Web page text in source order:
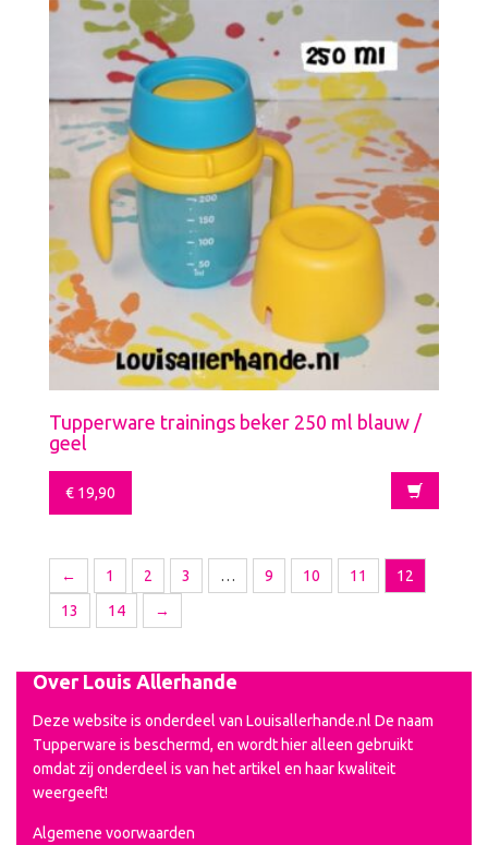
Tupperware trainings beker 250 ml blauw /
geel
€ 19,90
← 1 2 3 … 9 10 11
12
13
14 →
Over Louis Allerhande
Deze website is onderdeel van Louisallerhande.nl De naam
Tupperware is beschermd, en wordt hier alleen gebruikt
omdat zij onderdeel is van het artikel en haar kwaliteit
weergeeft!
Algemene voorwaarden